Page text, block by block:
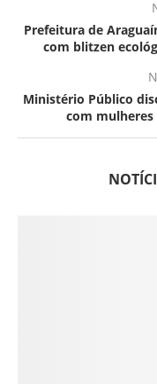
Prefeitura de
com blitzen
Ministério Público
com mulheres